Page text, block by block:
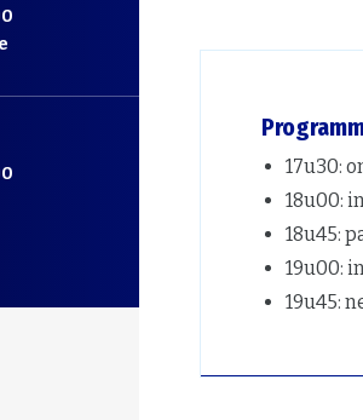
17u30:
18u00:
18u45:
19u00:
19u45: